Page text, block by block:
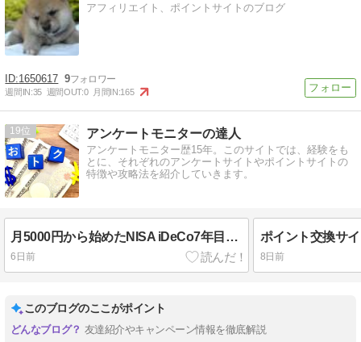
アフィリエイト、ポイントサイトのブログ
1650617 9
週間IN:35 週間OUT:0 月間IN:165
19 アンケートモニターの達人
アンケートモニター歴15年。このサイトでは、経験をも
とに、それぞれのアンケートサイトやポイントサイトの
特徴や攻略法を紹介していきます。
月5000円から始めたNISA iDeCo7年目の収益合計
6日前 8日前
このブログのここがポイント
友達紹介やキャンペーン情報を徹底解説